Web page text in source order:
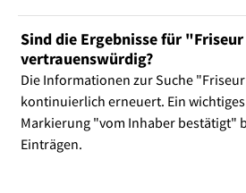
Sind die Ergebnisse für
vertrauenswürdig?
Die Informationen zur Suche
kontinuierlich erneuert. Ein
Markierung "vom Inhaber bestätigt"
Einträgen.